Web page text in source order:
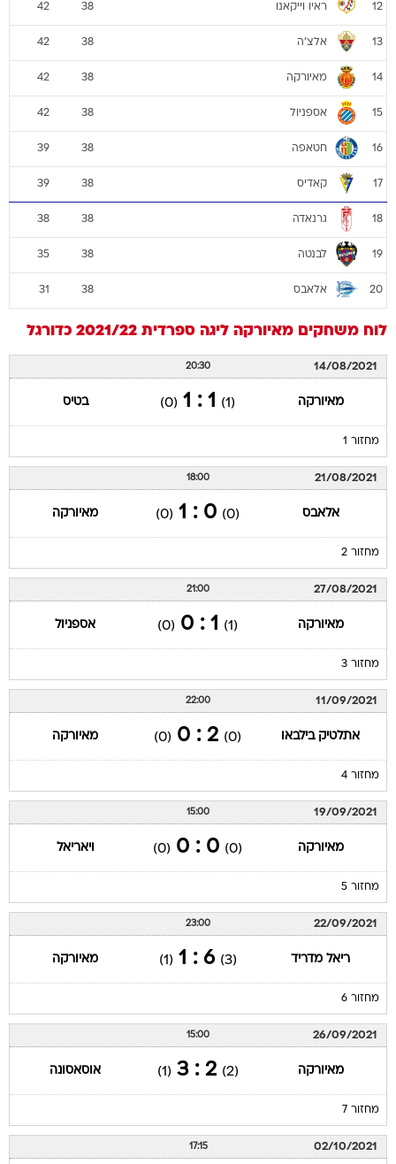
12 ראיו וייקאנו 38
42
13 אלצ'ה 38
42
14 מאיורקה 38
42
15 אספניול 38
42
16 חטאפה 38
39
17 קאדיס 38
39
18 גרנאדה 38
38
19 לבנטה 38
35
20 אלאבס 38
31
לוח משחקים מאיורקה ליגה ספרדית 2021/22 כדורגל
14/08/2021
20:30
מאיורקה (1)
1 : 1
(0) בטיס
מחזור 1
21/08/2021
18:00
אלאבס (0)
0 : 1
(0) מאיורקה
מחזור 2
27/08/2021
21:00
מאיורקה (1)
1 : 0
(0) אספניול
מחזור 3
11/09/2021
22:00
אתלטיק בילבאו (0)
2 : 0
(0) מאיורקה
מחזור 4
19/09/2021
15:00
מאיורקה (0)
0 : 0
(0) ויאריאל
מחזור 5
22/09/2021
23:00
ריאל מדריד (3)
6 : 1
(1) מאיורקה
מחזור 6
26/09/2021
15:00
מאיורקה (2)
2 : 3
(1) אוסאסונה
מחזור 7
02/10/2021
17:15